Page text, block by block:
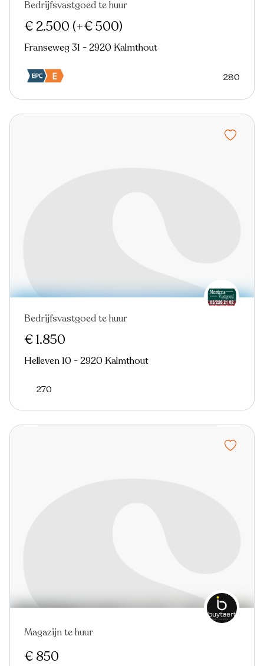
Bedrijfsvastgoed te huur
€ 2.500 (+€ 500)
Franseweg 31 - 2920 Kalmthout
280
Bedrijfsvastgoed te huur
€ 1.850
Helleven 10 - 2920 Kalmthout
270
Magazijn te huur
€ 850